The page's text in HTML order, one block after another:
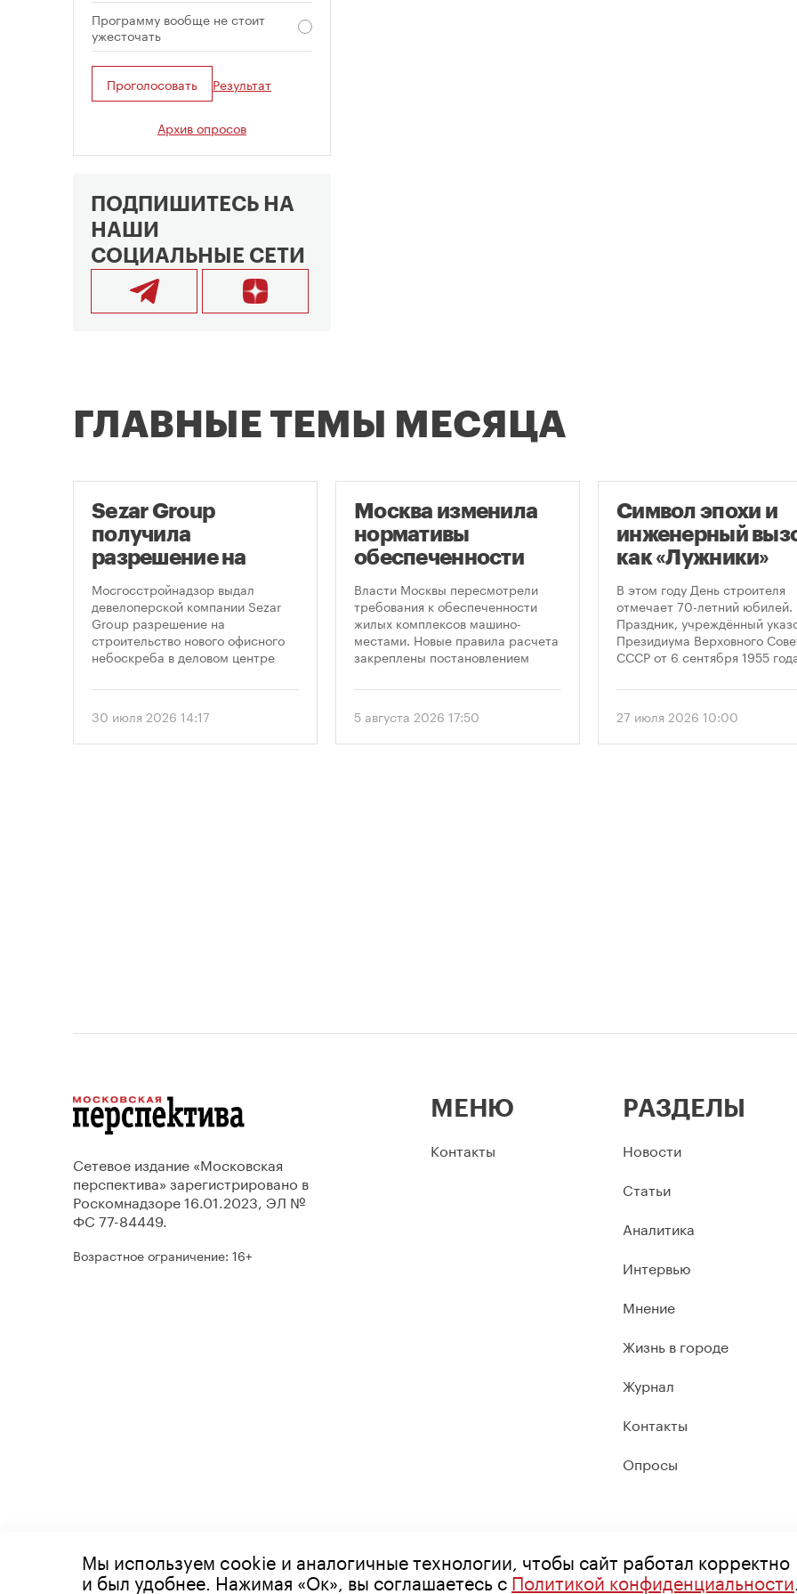
Программу вообще не стоит
ужесточать
Проголосовать Результат
Архив опросов
ПОДПИШИТЕСЬ НА
НАШИ
СОЦИАЛЬНЫЕ СЕТИ
ГЛАВНЫЕ ТЕМЫ МЕСЯЦА
Sezar Group
получила
разрешение на
строительство
небоскреба в
«Москва-Сити»
Мосгосстройнадзор выдал
девелоперской компании Sezar
Group разрешение на
строительство нового офисного
небоскреба в деловом центре
предусматривает возведение 52-
метров.
30 июля 2026 14:17
Москва изменила
нормативы
обеспеченности
новостроек
парковками
Власти Москвы пересмотрели
требования к обеспеченности
жилых комплексов машино-
местами. Новые правила расчета
закреплены постановлением
от 5 августа 2026 года. Документ
подход к определению
необходимого количества
5 августа 2026 17:50
Символ эпохи и
инженерный
как «Лужники»
стали символом
Дня строителя
В этом году День строителя
отмечает 70-летний юбилей.
Праздник, учреждённый
Президиума Верховного
СССР от 6 сентября 1955
1956 года. И главным
стало открытие Большой
спортивной арены
27 июля 2026 10:00
Сетевое издание «Московская
перспектива» зарегистрировано в
Роскомнадзоре 16.01.2023, ЭЛ №
ФС 77-84449.
Возрастное ограничение: 16+
МЕНЮ
Контакты
РАЗДЕЛЫ
Новости
Статьи
Аналитика
Интервью
Мнение
Жизнь в городе
Журнал
Контакты
Опросы
© 2026 Все права защищены
Мы используем cookie и аналогичные технологии, чтобы сайт работал корректно
и был удобнее. Нажимая «Ок», вы соглашаетесь сПолитикой конфиденциальности